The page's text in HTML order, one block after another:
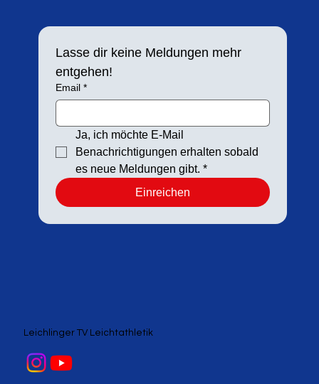
Lasse dir keine Meldungen mehr
entgehen!
Email *
Ja, ich möchte E-Mail
Benachrichtigungen erhalten sobald
es neue Meldungen gibt. *
Einreichen
Leichlinger TV Leichtathletik